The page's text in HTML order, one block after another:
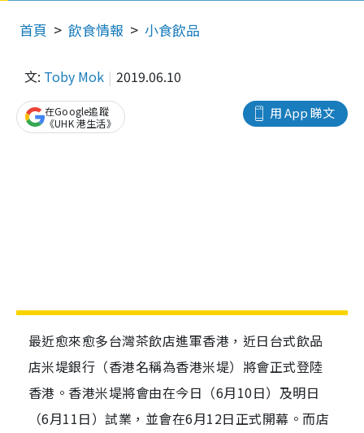
首頁 飲食情報 小食飲品
文: Toby Mok 2019.06.10
用 App 睇文
在Google追蹤
《UHK 港生活》
最近愈來愈多台灣茶飲店進軍香港，近日台式飲品
店米堤銀行（香港名稱為香港米堤）將會正式登陸
香港。香港米堤將會由在今日（6月10日）及明日
（6月11日）試業，並會在6月12日正式開幕。而店